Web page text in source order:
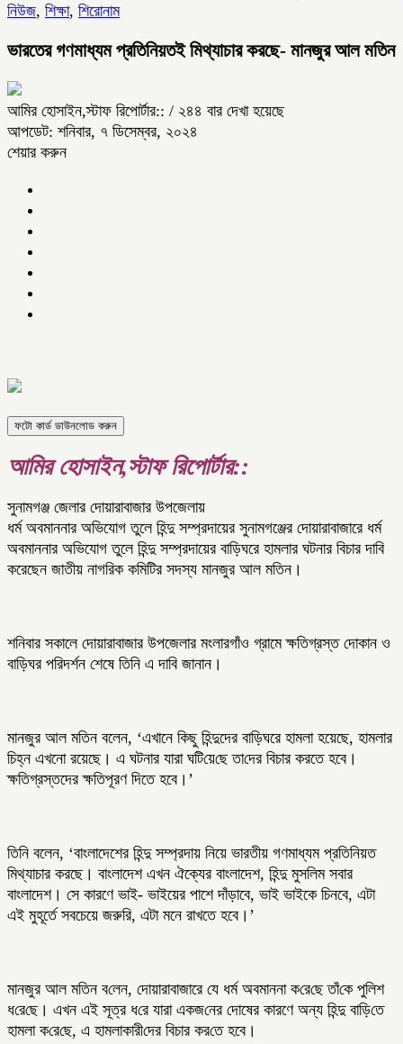
নিউজ, শিক্ষা, শিরোনাম
ভারতের গণমাধ্যম প্রতিনিয়তই মিথ্যাচার করছে- মানজুর আল মতিন
আমির হোসাইন,স্টাফ রিপোর্টার:: / ২৪৪ বার দেখা হয়েছে
আপডেট: শনিবার, ৭ ডিসেম্বর, ২০২৪
শেয়ার করুন
ফটো কার্ড ডাউনলোড করুন
আমির হোসাইন,স্টাফ রিপোর্টার::
সুনামগঞ্জ জেলার দোয়ারাবাজার উপজেলায়
ধর্ম অবমাননার অভিযোগ তুলে হিন্দু সম্প্রদায়ের সুনামগঞ্জের দোয়ারাবাজারে ধর্ম
অবমাননার অভিযোগ তুলে হিন্দু সম্প্রদায়ের বাড়িঘরে হামলার ঘটনার বিচার দাবি
করেছেন জাতীয় নাগ‌রিক ক‌মি‌টির সদস্য মানজুর আল মতিন।
শনিবার সকালে দোয়ারাবাজার উপজেলার মংলারগাঁও গ্রামে ক্ষতিগ্রস্ত দোকান ও
বাড়িঘর পরিদর্শন শেষে তিনি এ দাবি জানান।
মানজুর আল মতিন বলেন, ‘এখানে কিছু হিন্দুদের বাড়িঘরে হামলা হয়েছে, হামলার
চিহ্ন এখনো রয়েছে। এ ঘটনার যারা ঘ‌টি‌য়ে‌ছে তা‌দের বিচার করতে হবে।
ক্ষ‌তিগ্রস্তদের ক্ষ‌তিপূরণ দিতে হবে।’
তিনি বলেন, ‘বাংলাদেশের হিন্দু সম্প্রদায় নিয়ে ভারতীয় গণমাধ্যম প্রতিনিয়ত
মিথ্যাচার করছে। বাংলাদেশ এখন ঐক্যের বাংলাদেশ, হিন্দু মুসলিম সবার
বাংলাদেশ। সে কারণে ভাই- ভাইয়ের পাশে দাঁড়াবে, ভাই ভাইকে চিনবে, এটা
এই মুহূর্তে সবচেয়ে জরুরি, এটা মনে রাখতে হবে।’
মানজুর আল মতিন ব‌লেন, দোয়ারাবাজারে যে ধর্ম অবমাননা ক‌রে‌ছে তাঁ‌কে পু‌লিশ
ধ‌রে‌ছে। এখন এই সূত্র ধ‌রে যারা একজ‌নের দোষের কারণে অন্য হিন্দু বা‌ড়ি‌তে
হামলা ক‌রে‌ছে, এ হামলাকারী‌দের বিচার কর‌তে হবে।